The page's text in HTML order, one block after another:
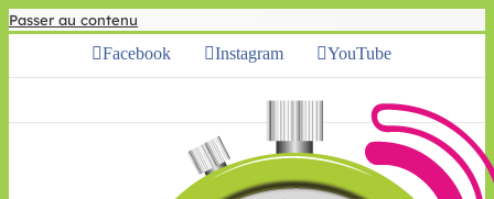
Passer au contenu
Facebook Instagram YouTube